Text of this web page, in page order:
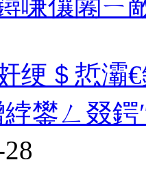
绠＄悊灞
鐢ㄥ叕